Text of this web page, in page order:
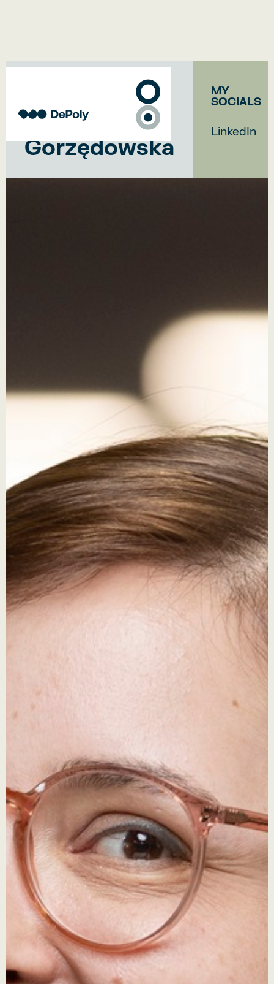
Joanna
Gorzędowska
MY
SOCIALS
LinkedIn